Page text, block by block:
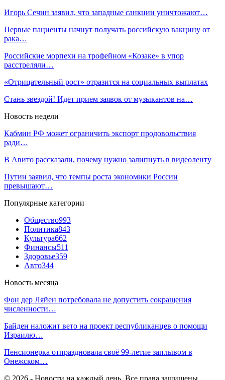
Игорь Сечин заявил, что западные санкции уничтожают…
Первые пациенты начнут получать российскую вакцину от
рака…
Российские морпехи на трофейном «Козаке» в упор
расстреляли…
«Отрицательный рост» отразится на социальных выплатах
Стань звездой! Идет прием заявок от музыкантов на…
Новость недели
Кабмин РФ может ограничить экспорт продовольствия
ради…
В Авито рассказали, почему нужно залипнуть в видеоленту
Путин заявил, что темпы роста экономики России
превышают…
Популярные категории
Общество993
Политика843
Культура662
Финансы511
Здоровье359
Авто344
Новость месяца
Фон дер Ляйен потребовала не допустить сокращения
численности…
Байден наложит вето на проект республиканцев о помощи
Израилю…
Пенсионерка отпраздновала своё 99-летие заплывом в
Онежском…
© 2026 - Новости на каждый день. Все права защищены.